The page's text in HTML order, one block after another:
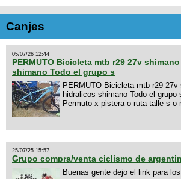
Canjes
05/07/26 12:44
PERMUTO Bicicleta mtb r29 27v
shimano Todo el grupo s
PERMUTO Bicicleta mtb r29 27v
hidralicos shimano Todo el grupo
Permuto x pistera o ruta talle s o
25/07/25 15:57
Grupo compra/venta ciclismo de
Buenas gente dejo el link para